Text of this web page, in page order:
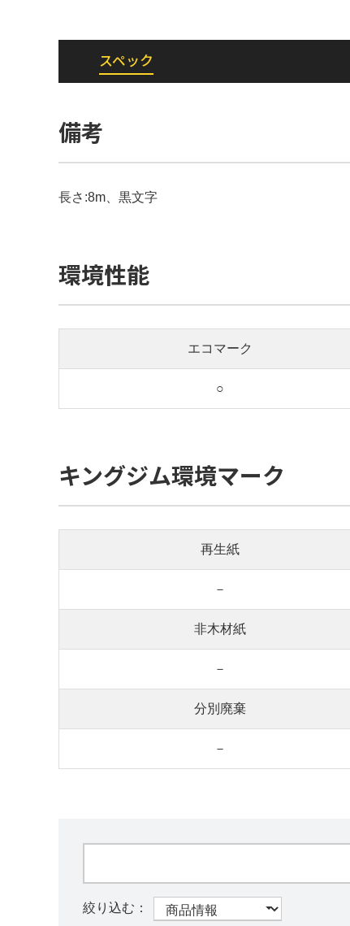
スペック
備考
長さ:8m、黒文字
環境性能
エコマーク
○
キングジム環境マーク
再生紙
－
非木材紙
－
分別廃棄
－